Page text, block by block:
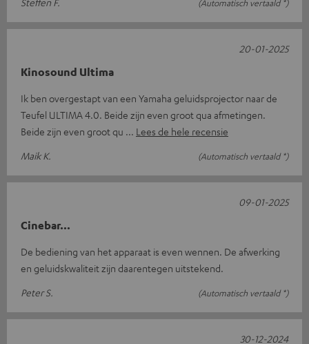
(Automatisch vertaald *)
Kinosound Ultima
Ik ben overgestapt van een Yamaha geluidsprojector naar de
Teufel ULTIMA 4.0. Beide zijn even groot qua afmetingen.
Beide zijn even groot qu
Lees de hele recensie
Maik K.
(Automatisch vertaald *)
20-01-2025
Cinebar...
De bediening van het apparaat is even wennen. De afwerking
en geluidskwaliteit zijn daarentegen uitstekend.
Peter S.
(Automatisch vertaald *)
09-01-2025
30-12-2024